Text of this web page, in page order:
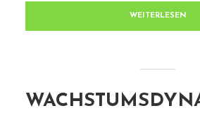
WEITERLESEN